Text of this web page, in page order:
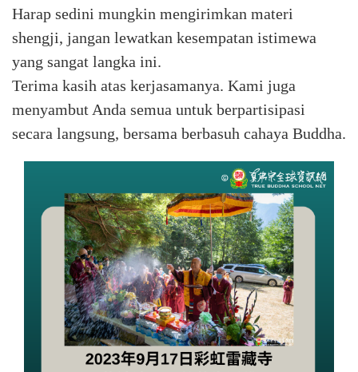
Harap sedini mungkin mengirimkan materi
shengji, jangan lewatkan kesempatan istimewa
yang sangat langka ini.
Terima kasih atas kerjasamanya. Kami juga
menyambut Anda semua untuk berpartisipasi
secara langsung, bersama berbasuh cahaya Buddha.